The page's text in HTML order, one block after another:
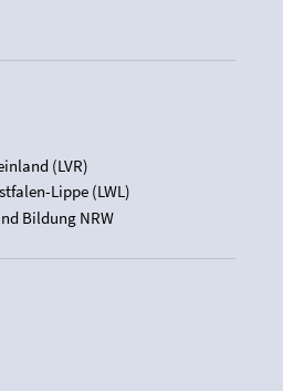
(LVR)
Lippe (LWL)
Bildung NRW